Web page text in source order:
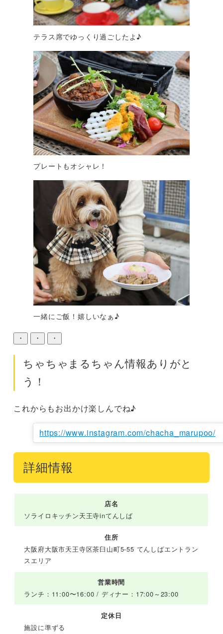
テラス席でゆっくり過ごしたよ♪
プレートもオシャレ！
一緒にご飯！嬉しいなぁ♪
・ ・ ・
ちゃちゃまるちゃん情報ありがと
う！
これからもお出かけ楽しんでね♪
https://www.instagram.com/chacha_marupoo/
詳細情報
店名
ソライロキッチン天王寺inてんしば
住所
大阪府大阪市天王寺区茶臼山町5-55 てんしばエントラン
スエリア
営業時間
ランチ：11:00〜16:00 / ディナー：17:00～23:00
定休日
施設に準ずる